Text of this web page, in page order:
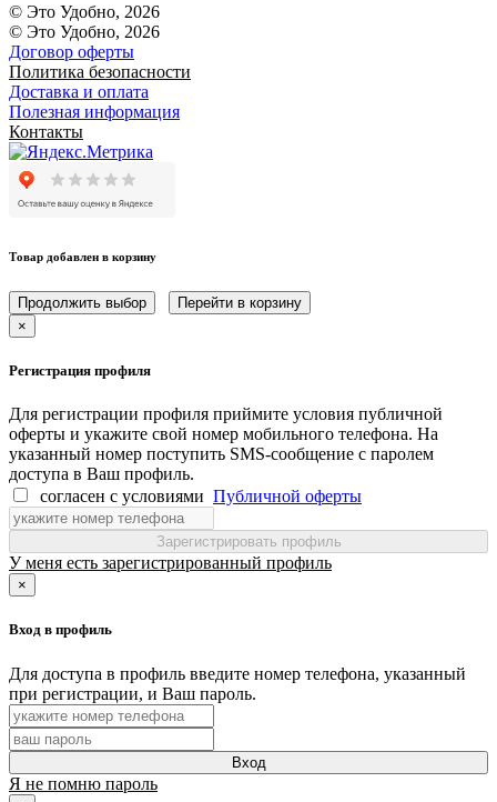
© Это Удобно, 2026
© Это Удобно, 2026
Договор оферты
Политика безопасности
Доставка и оплата
Полезная информация
Контакты
Товар добавлен в корзину
Продолжить выбор
Перейти в корзину
×
Регистрация профиля
Для регистрации профиля приймите условия публичной
оферты и укажите свой номер мобильного телефона. На
указанный номер поступить SMS-сообщение с паролем
доступа в Ваш профиль.
согласен с условиями Публичной оферты
Зарегистрировать профиль
У меня есть зарегистрированный профиль
×
Вход в профиль
Для доступа в профиль введите номер телефона, указанный
при регистрации, и Ваш пароль.
Вход
Я не помню пароль